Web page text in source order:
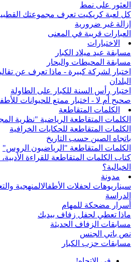
العثور على نمط
كل لعبة كريكيت تعرف مجموعتك
إزالة غير ضرورية
العبارات قريبة في المعنى
الاختبارات
مسابقة عيد ميلاد الكبار
مسابقة المحيطات والبحار
اختبار لشركة كبيرة - ماذا تعرف عن
البلدان
اختبار رأس السنة للكبار على الطاولة
صحيح أم لا - اختبار ممتع للحيوانات
الكلمات المتقاطعة
الكلمات المتقاطعة الرياضية "نظرية
الكلمات المتقاطعة للحكايات الخرافية
باتجاه الصين حسب التاريخ
الكلمات المتقاطعة "الرياضيون الروس"
كتاب الكلمات المتقاطعة للقراءة
الخيالية؟
مدونة
سيناريوهات لحفلات الأطفالالمنهجية
الدراسة
أسرار مضحكة للمهام
ماذا تعطي لحفل زفاف بيديك
مسابقات الزفاف الحديثة
نص باتي الجنس
مسابقات حزب الكبار